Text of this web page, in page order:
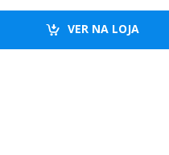
VER NA LOJA